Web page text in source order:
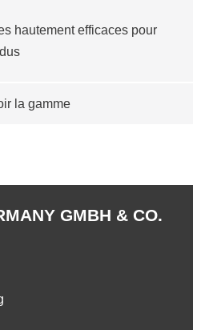
hautement efficaces pour
la gamme
GMBH & CO.